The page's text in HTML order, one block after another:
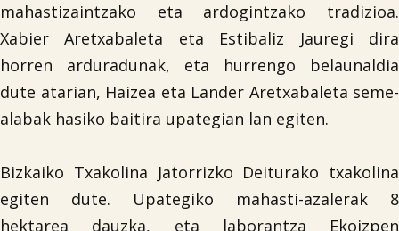
mahastizaintzako eta ardogintzako tradizioa.
Xabier Aretxabaleta eta Estibaliz Jauregi dira
horren arduradunak, eta hurrengo belaunaldia
dute atarian, Haizea eta Lander Aretxabaleta seme-
alabak hasiko baitira upategian lan egiten.
Bizkaiko Txakolina Jatorrizko Deiturako txakolina
egiten dute. Upategiko mahasti-azalerak 8
hektarea dauzka, eta laborantza Ekoizpen